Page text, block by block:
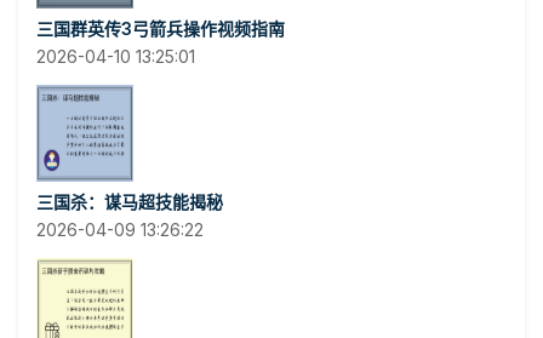
三国群英传3弓箭兵操作视频指南
2026-04-10 13:25:01
三国杀：谋马超技能揭秘
2026-04-09 13:26:22